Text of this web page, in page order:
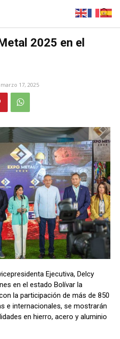
2025 en el
marzo 17, 2025
Ejecutiva, Delcy
en el estado Bolívar la
la participación de más de 850
e internacionales, se mostrarán
en hierro, acero y aluminio